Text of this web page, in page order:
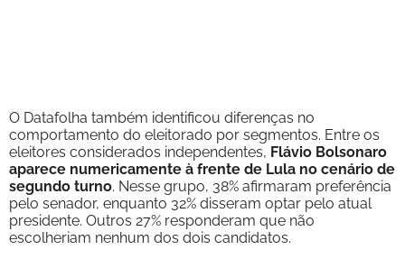
O Datafolha também identificou diferenças no
comportamento do eleitorado por segmentos. Entre os
eleitores considerados independentes, Flávio Bolsonaro
aparece numericamente à frente de Lula no cenário de
segundo turno. Nesse grupo, 38% afirmaram preferência
pelo senador, enquanto 32% disseram optar pelo atual
presidente. Outros 27% responderam que não
escolheriam nenhum dos dois candidatos.